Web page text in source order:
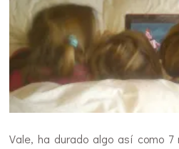
Vale, ha durado algo así como